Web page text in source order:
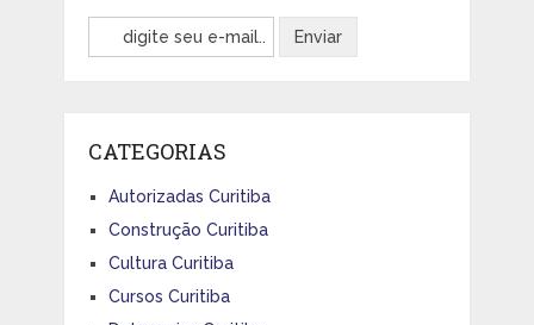
CATEGORIAS
Autorizadas Curitiba
Construção Curitiba
Cultura Curitiba
Cursos Curitiba